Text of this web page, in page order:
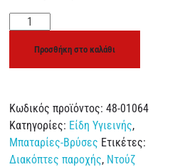
Προσθήκη στο καλάθι
Κωδικός προϊόντος: 48-01064
Κατηγορίες: Είδη Υγιεινής,
Μπαταρίες-Βρύσες Ετικέτες:
Διακόπτες παροχής, Ντούζ